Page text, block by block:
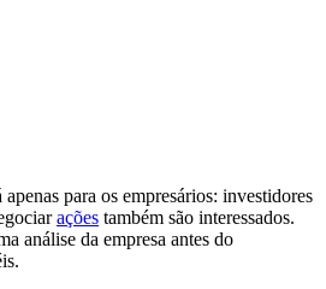
para os empresários: investidores
ações também são interessados.
análise da empresa antes do